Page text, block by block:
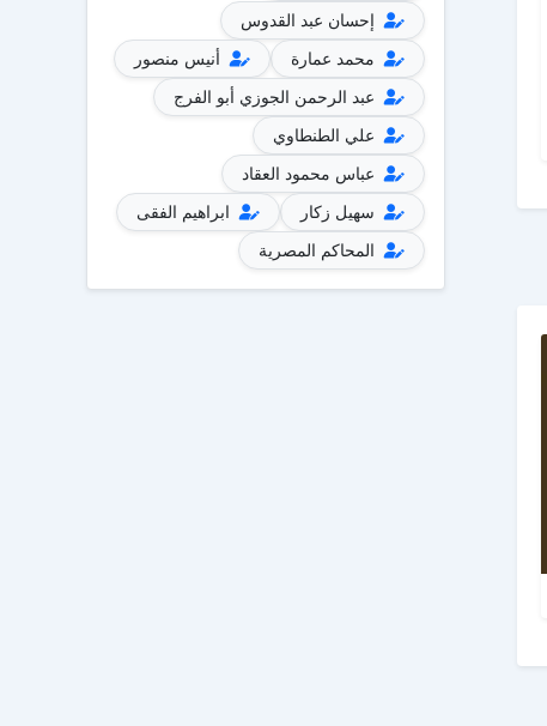
إحسان عبد القدوس
محمد عمارة
أنيس منصور
عبد الرحمن الجوزي أبو الفرج
علي الطنطاوي
عباس محمود العقاد
سهيل زكار
ابراهيم الفقى
المحاكم المصرية